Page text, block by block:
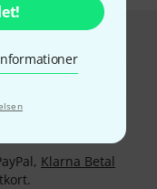
Klarna Betal